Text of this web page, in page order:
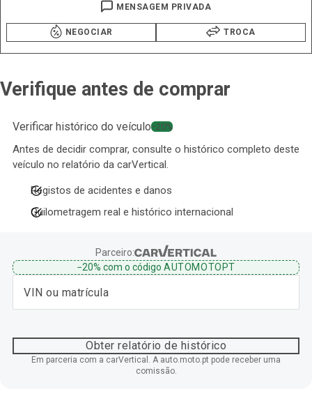
MENSAGEM PRIVADA
NEGOCIAR TROCA
Verifique antes de comprar
Verificar histórico do veículo−20%
Antes de decidir comprar, consulte o histórico completo deste
veículo no relatório da carVertical.
Registos de acidentes e danos
Quilometragem real e histórico internacional
Parceiro:
−20%com o código AUTOMOTOPT
Obter relatório de histórico
Em parceria com a carVertical. A auto.moto.pt pode receber uma
comissão.